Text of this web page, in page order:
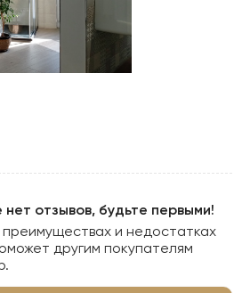
отзывов, будьте первыми!
и недостатках
другим покупателям